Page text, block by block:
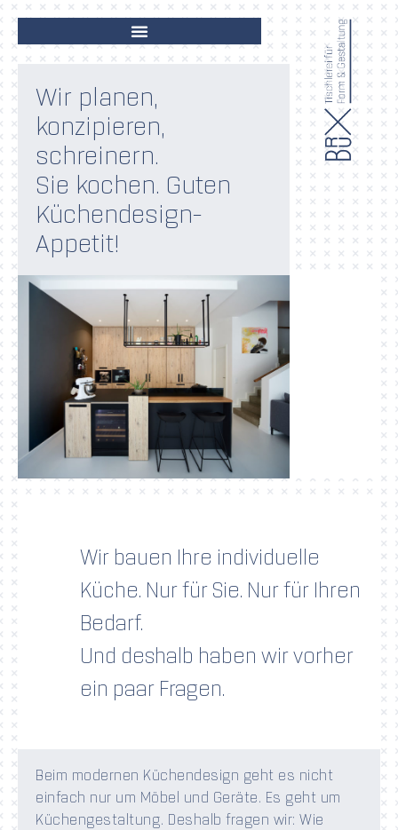
Wir planen,
konzipieren,
schreinern.
Sie kochen. Guten
Küchendesign-
Appetit!
Wir bauen Ihre individuelle
Küche. Nur für Sie. Nur für Ihren
Bedarf.
Und deshalb haben wir vorher
ein paar Fragen.
Beim modernen Küchendesign geht es nicht
einfach nur um Möbel und Geräte. Es geht um
Küchengestaltung. Deshalb fragen wir: Wie